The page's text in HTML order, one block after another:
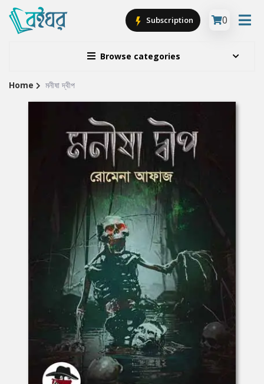
Browse categories
Subscription 0
Site
Home মনীষা দ্বীপ